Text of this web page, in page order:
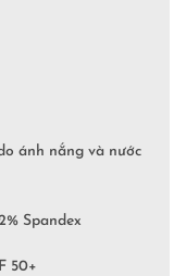
ánh nắng và nước
Spandex
50+